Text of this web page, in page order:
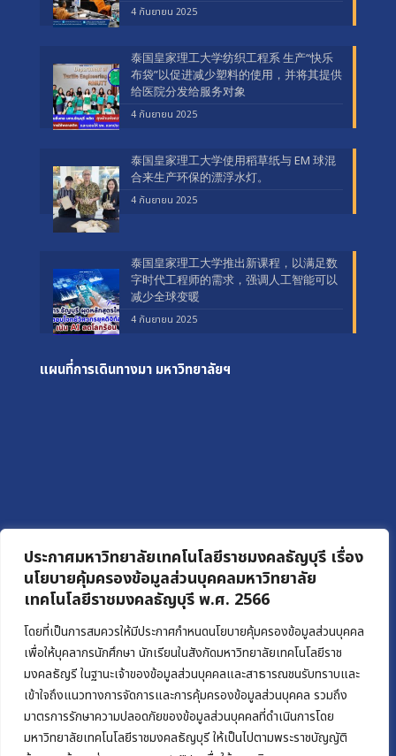
ประกาศมหาวิทยาลัยเทคโนโลยีราชมงคลธัญบุรี เรื่อง
นโยบายคุ้มครองข้อมูลส่วนบุคคลมหาวิทยาลัย
เทคโนโลยีราชมงคลธัญบุรี พ.ศ. 2566
โดยที่เป็นการสมควรให้มีประกาศกำหนดนโยบายคุ้มครองข้อมูลส่วนบุคคล
เพื่อให้บุคลากรนักศึกษา นักเรียนในสังกัดมหาวิทยาลัยเทคโนโลยีราช
มงคลธัญรี ในฐานะเจ้าของข้อมูลส่วนบุคคลและสาธารณชนรับทราบและ
เข้าใจถึงแนวทางการจัดการและการคุ้มครองข้อมูลส่วนบุคคล รวมถึง
มาตรการรักษาความปลอดภัยของข้อมูลส่วนบุคคลที่ดำเนินการโดย
มหาวิทยาลัยเทคโนโลยีราชมงคลธัญบุรี ให้เป็นไปตามพระราชบัญญัติ
4 กันยายน 2025
泰国皇家理工大学纺织工程系 生产“快乐
布袋”以促进减少塑料的使用，并将其提供
给医院分发给服务对象
4 กันยายน 2025
泰国皇家理工大学使用稻草纸与 EM 球混
合来生产环保的漂浮水灯。
4 กันยายน 2025
泰国皇家理工大学推出新课程，以满足数
字时代工程师的需求，强调人工智能可以
减少全球变暖
4 กันยายน 2025
แผนที่การเดินทางมา มหาวิทยาลัยฯ